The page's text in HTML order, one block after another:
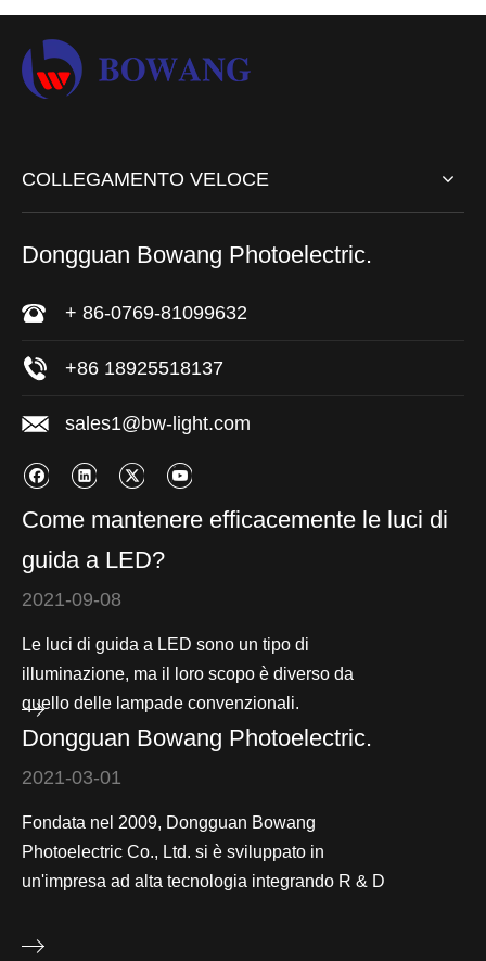
COLLEGAMENTO VELOCE
Dongguan Bowang Photoelectric.
+ 86-0769-81099632
+86 18925518137
sales1@bw-light.com
Come mantenere efficacemente le luci di
guida a LED?
2021-09-08
Le luci di guida a LED sono un tipo di
illuminazione, ma il loro scopo è diverso da
quello delle lampade convenzionali.
Dongguan Bowang Photoelectric.
2021-03-01
Fondata nel 2009, Dongguan Bowang
Photoelectric Co., Ltd. si è sviluppato in
un'impresa ad alta tecnologia integrando R & D